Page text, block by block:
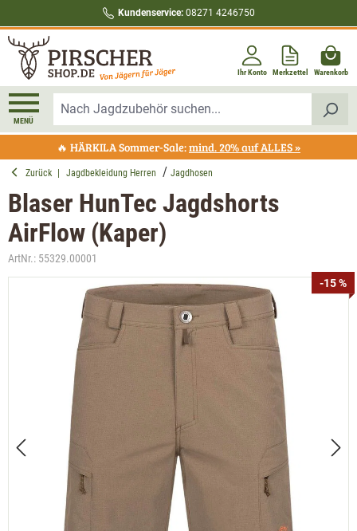
Kundenservice: 08271 4246750
Ihr Konto Merkzettel Warenkorb
MENÜ
🔥 HÄRKILA Sommer-Sale:mind. 20% auf ALLES »
Zurück Jagdbekleidung Herren Jagdhosen
Blaser HunTec Jagdshorts
AirFlow (Kaper)
ArtNr.: 55329.00001
Bildergalerie überspringen -15 %